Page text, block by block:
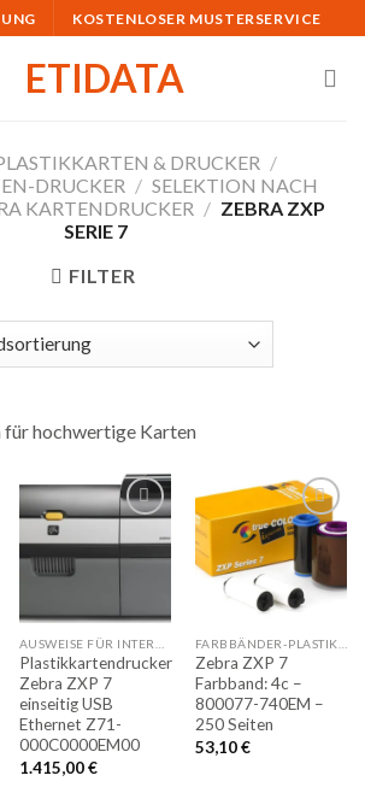
KOSTENLOSER MUSTERSERVICE
& DRUCKER /
DRUCKER / SELEKTION NACH
KARTENDRUCKER / ZEBRA ZXP
SERIE 7
FILTER
hochwertige Karten
Auf
Plastikkartendrucker
Zebra ZXP 7
einseitig USB
Ethernet Z71-
000C0000EM00
1.415,00€
Auf
die
Merkliste
Zebra ZXP 7
Farbband: 4c –
800077-740EM –
250 Seiten
53,10€